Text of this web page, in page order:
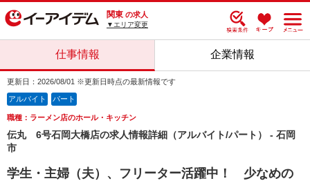
関東 の求人
▼エリア変更
仕事情報 企業情報
更新日：2026/08/01 ※更新日時点の最新情報です
アルバイト パート
職種：ラーメン店のホール・キッチン
伝丸 6号石岡大橋店の求人情報詳細（アルバイト/パート） - 石岡
市
学生・主婦（夫）、フリーター活躍中！ 少なめの